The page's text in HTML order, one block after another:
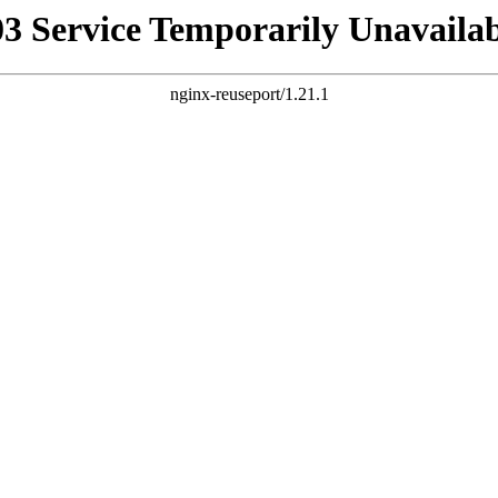
Service Temporarily
nginx-reuseport/1.21.1